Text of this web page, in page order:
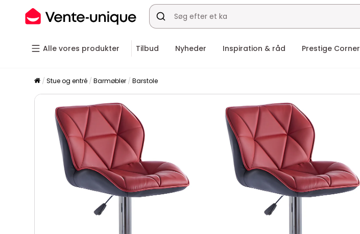
Alle vores produkter Tilbud Nyheder Inspiration & råd Prestige Corner
Stue og entré Barmøbler Barstole